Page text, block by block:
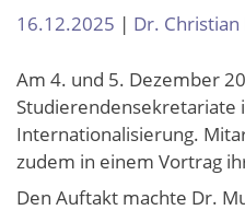
16.12.2025 | Dr. Christian
Am 4. und 5. Dezember
Studierendensekretariate
Internationalisierung.
zudem in einem Vortrag
Den Auftakt machte Dr.